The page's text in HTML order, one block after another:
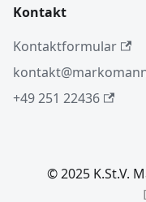
Kontakt
Kontaktformular
+49 251 22436
© 2025 K.St.V.